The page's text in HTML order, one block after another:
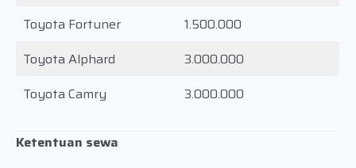
Toyota Fortuner
1.500.000
Toyota Alphard
3.000.000
Toyota Camry
3.000.000
Ketentuan sewa